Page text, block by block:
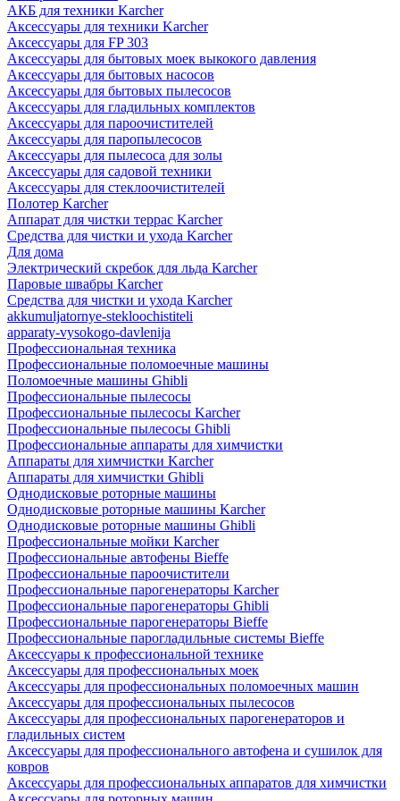
АКБ для техники Karcher
Аксессуары для техники Karcher
Аксессуары для FP 303
Аксессуары для бытовых моек выкокого давления
Аксессуары для бытовых насосов
Аксессуары для бытовых пылесосов
Аксессуары для гладильных комплектов
Аксессуары для пароочистителей
Аксессуары для паропылесосов
Аксессуары для пылесоса для золы
Аксессуары для садовой техники
Аксессуары для стеклоочистителей
Полотер Karcher
Аппарат для чистки террас Karcher
Средства для чистки и ухода Karcher
Для дома
Электрический скребок для льда Karcher
Паровые швабры Karcher
Средства для чистки и ухода Karcher
akkumuljatornye-stekloochistiteli
apparaty-vysokogo-davlenija
Профессиональная техника
Профессиональные поломоечные машины
Поломоечные машины Ghibli
Профессиональные пылесосы
Профессиональные пылесосы Karcher
Профессиональные пылесосы Ghibli
Профессиональные аппараты для химчистки
Аппараты для химчистки Karcher
Аппараты для химчистки Ghibli
Однодисковые роторные машины
Однодисковые роторные машины Karcher
Однодисковые роторные машины Ghibli
Профессиональные мойки Karcher
Профессиональные автофены Bieffe
Профессиональные пароочистители
Профессиональные парогенераторы Karcher
Профессиональные парогенераторы Ghibli
Профессиональные парогенераторы Bieffe
Профессиональные парогладильные системы Bieffe
Аксессуары к профессиональной технике
Аксессуары для профессиональных моек
Аксессуары для профессиональных поломоечных машин
Аксессуары для профессиональных пылесосов
Аксессуары для профессиональных парогенераторов и
гладильных систем
Аксессуары для профессионального автофена и сушилок для
ковров
Аксессуары для профессиональных аппаратов для химчистки